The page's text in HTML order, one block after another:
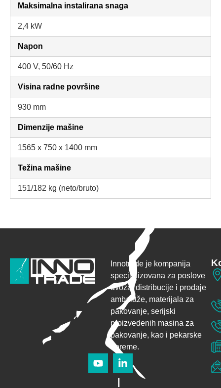
Maksimalna instalirana snaga
2,4 kW
Napon
400 V, 50/60 Hz
Visina radne površine
930 mm
Dimenzije mašine
1565 x 750 x 1400 mm
Težina mašine
151/182 kg (neto/bruto)
Innotrade je kompanija
specijalizovana za poslove
uvoza, distribucije i prodaje
ambalaže, materijala za
pakovanje, serijski
proizvedenih masina za
pakovanje, kao i pekarske
opreme.